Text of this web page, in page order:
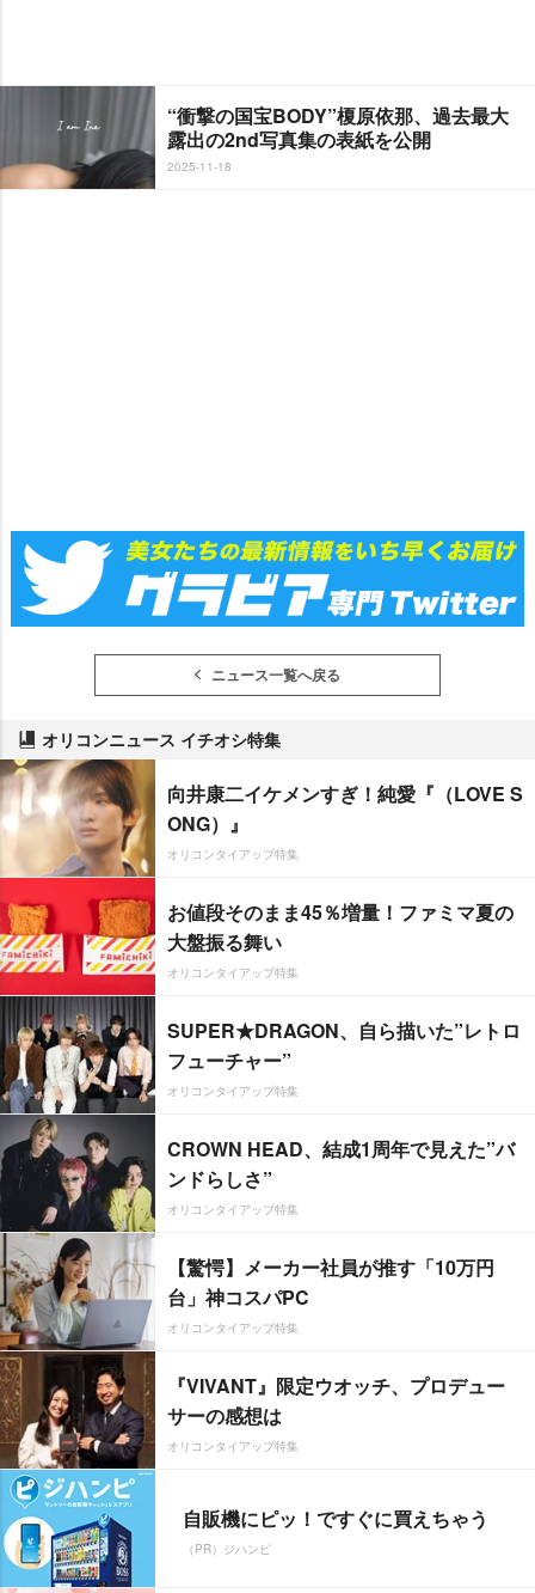
“衝撃の国宝BODY”榎原依那、過去最大
露出の2nd写真集の表紙を公開
2025-11-18
ニュース一覧へ戻る
オリコンニュース イチオシ特集
向井康二イケメンすぎ！純愛『（LOVE S
ONG）』
オリコンタイアップ特集
お値段そのまま45％増量！ファミマ夏の
大盤振る舞い
オリコンタイアップ特集
SUPER★DRAGON、自ら描いた”レトロ
フューチャー”
オリコンタイアップ特集
CROWN HEAD、結成1周年で見えた”バ
ンドらしさ”
オリコンタイアップ特集
【驚愕】メーカー社員が推す「10万円
台」神コスパPC
オリコンタイアップ特集
『VIVANT』限定ウオッチ、プロデュー
サーの感想は
オリコンタイアップ特集
自販機にピッ！ですぐに買えちゃう
（PR）ジハンピ